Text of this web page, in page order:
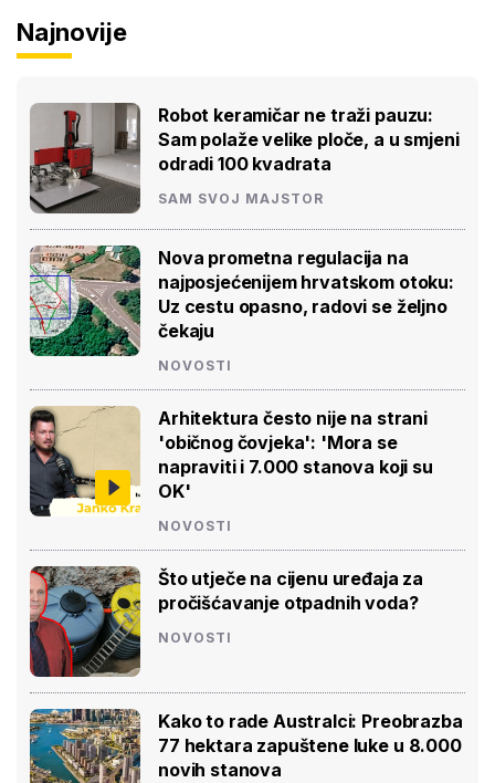
Najnovije
Robot keramičar ne traži pauzu:
Sam polaže velike ploče, a u smjeni
odradi 100 kvadrata
SAM SVOJ MAJSTOR
Nova prometna regulacija na
najposjećenijem hrvatskom otoku:
Uz cestu opasno, radovi se željno
čekaju
NOVOSTI
Arhitektura često nije na strani
'običnog čovjeka': 'Mora se
napraviti i 7.000 stanova koji su
OK'
NOVOSTI
Što utječe na cijenu uređaja za
pročišćavanje otpadnih voda?
NOVOSTI
Kako to rade Australci: Preobrazba
77 hektara zapuštene luke u 8.000
novih stanova